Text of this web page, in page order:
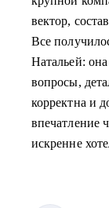
вектор,
Все
Натальей:
вопросы,
корректна и
впечатление
искренне